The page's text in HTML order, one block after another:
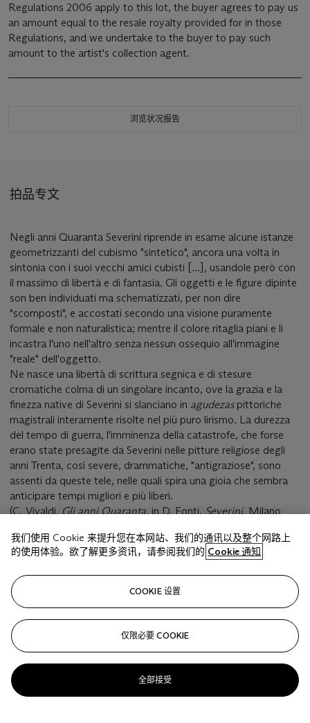
Regulations 2006 apply to this lot, the buyer agrees to pay us
an amount equal to the resale royalty provided for in those
Regulations, and we undertake to the buyer to pay such
amount to the artist's collection agent.
浏览状况报告
拍品专文
Negli anni Quaranta Severini riprende in esame alcune istanze
geometrizzanti del cubismo "sintetico", ancora una volta in
sintonia con i suoi vecchi amici cubisti [...], usandole però con
il massimo di libertà e di fantasia. Gli oggetti e le figure dipinte
son ben individuati ma schematizzati, per non dire
"scomposti", e accostati secondo una visione puramente
formale e non naturalistica; mentre il colore ritaglia piani e li
incastra l'uno nell'altro senza nessun ossequio all'immagine
"reale" dell'oggetto.
Ne nasce una libertà di scrittura segnica e di stesure
cromatiche colma di un singolare incanto, ove la grazia e la
finezza native di Severini si slanciano in agudezaspittoriche
magistrali interamente risolte nel più puro lirismo. La durezza
del tempo di guerra, l'imminenza della catastrofe, che forse
erano state presagite da Severini nelle pitture religiose degli
anni Trenta, così severe, drammatiche, "antigraziose", sono
assenti da queste tele, nelle quali spira una gioia che sembra
anticipare tempi migliori e più liberi.
(C. Vivaldi,Gli anni Quaranta, in D. Fonti,Severini, Milano
相关文章
我们使用 Cookie 来提升您在本网站、我们的通讯以及整个网路上
的使用体验。欲了解更多资讯，请参阅我们的 Cookie 通知
COOKIE 设置
仅限必要 COOKIE
全部接受